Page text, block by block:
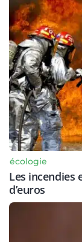
écologie
Les incendies
d’euros